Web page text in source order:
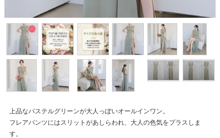
上品なパステルグリーンが大人っぽいオールインワン。
フレアパンツにはスリットがあしらわれ、大人の色気をプラスしま
す。